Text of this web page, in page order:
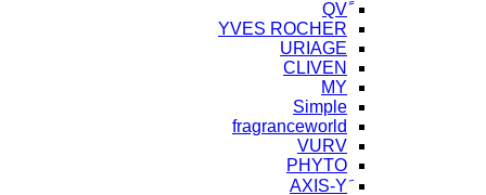
YVES ROCHER
URIAGE
CLIVEN
MY
Simple
fragranceworld
VURV
PHYTO